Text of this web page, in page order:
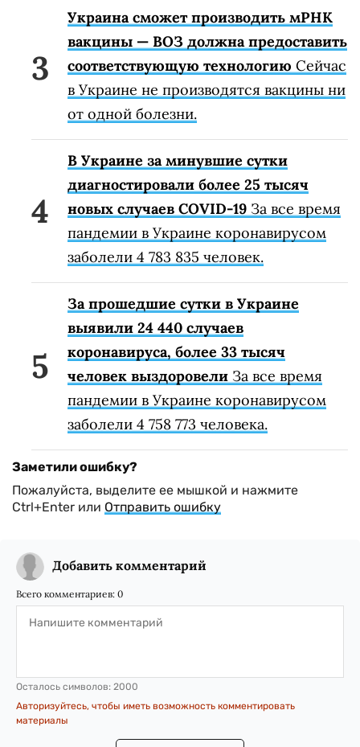
Украина сможет производить мРНК
вакцины — ВОЗ должна предоставить
соответствующую технологию Сейчас
в Украине не производятся вакцины ни
от одной болезни.
В Украине за минувшие сутки
диагностировали более 25 тысяч
новых случаев COVID-19 За все время
пандемии в Украине коронавирусом
заболели 4 783 835 человек.
За прошедшие сутки в Украине
выявили 24 440 случаев
коронавируса, более 33 тысяч
человек выздоровели За все время
пандемии в Украине коронавирусом
заболели 4 758 773 человека.
Заметили ошибку?
Пожалуйста, выделите ее мышкой и нажмите
Ctrl+Enter или Отправить ошибку
Добавить комментарий
Всего комментариев: 0
Осталось символов: 2000
Авторизуйтесь, чтобы иметь возможность комментировать
материалы